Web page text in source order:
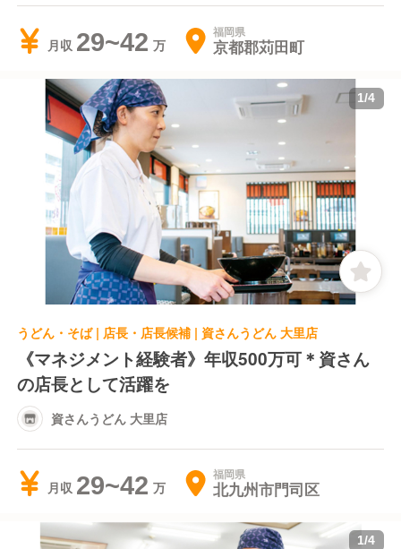
月収 29~42 福岡県
京都郡苅田町
1/4
うどん・そば | 店長・店長候補 | 資さんうどん 大里店
《マネジメント経験者》年収500万可＊資さん
の店長として活躍を
資さんうどん 大里店
月収 29~42 福岡県
北九州市門司区
1/4